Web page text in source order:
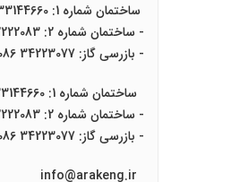
ساختمان شماره 1: 33144660 086.
- ساختمان شماره 2: 32222083 086
- بازرسی گاز: 34223077 086
ساختمان شماره 1: 33144660 086.
- ساختمان شماره 2: 32222083 086
- بازرسی گاز: 34223077 086